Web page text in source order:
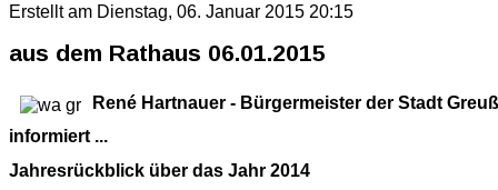
Erstellt am Dienstag, 06. Januar 2015 20:15
aus dem Rathaus 06.01.2015
René Hartnauer - Bürgermeister der Stadt
informiert ...
Jahresrückblick über das Jahr 2014